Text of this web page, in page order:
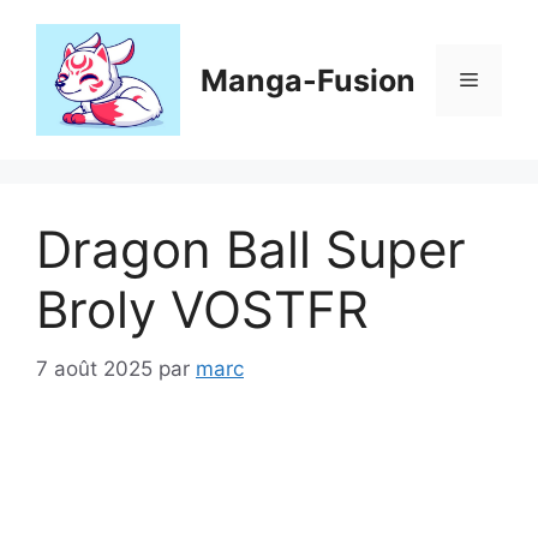
contenu
Manga-Fusion Menu
Dragon Ball Super
Broly VOSTFR
7 août 2025 par marc